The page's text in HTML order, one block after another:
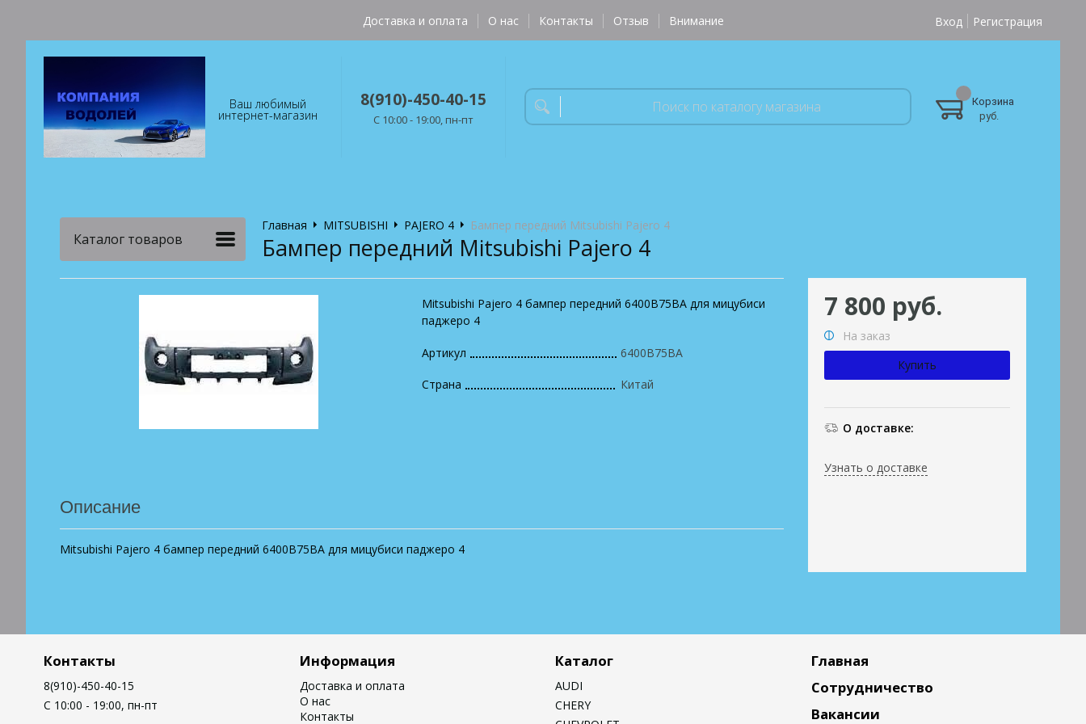
Доставка и оплата О нас Контакты Отзыв Внимание Вход Регистрация
Ваш любимый
интернет-магазин
8(910)-450-40-15
C 10:00 - 19:00, пн-пт
Корзина
руб.
Каталог товаров
Главная MITSUBISHI PAJERO 4 Бампер передний Mitsubishi Pajero 4
Бампер передний Mitsubishi Pajero 4
7 800 руб.
На заказ
О доставке:
Узнать о доставке
Mitsubishi Pajero 4 бампер передний 6400B75BA для мицубиси
паджеро 4
Артикул 6400B75BA
Страна Китай
Описание
Mitsubishi Pajero 4 бампер передний 6400B75BA для мицубиси паджеро 4
Контакты
8(910)-450-40-15
C 10:00 - 19:00, пн-пт
Информация
Доставка и оплата
О нас
Контакты
Каталог
AUDI
CHERY
Главная
Сотрудничество
Вакансии